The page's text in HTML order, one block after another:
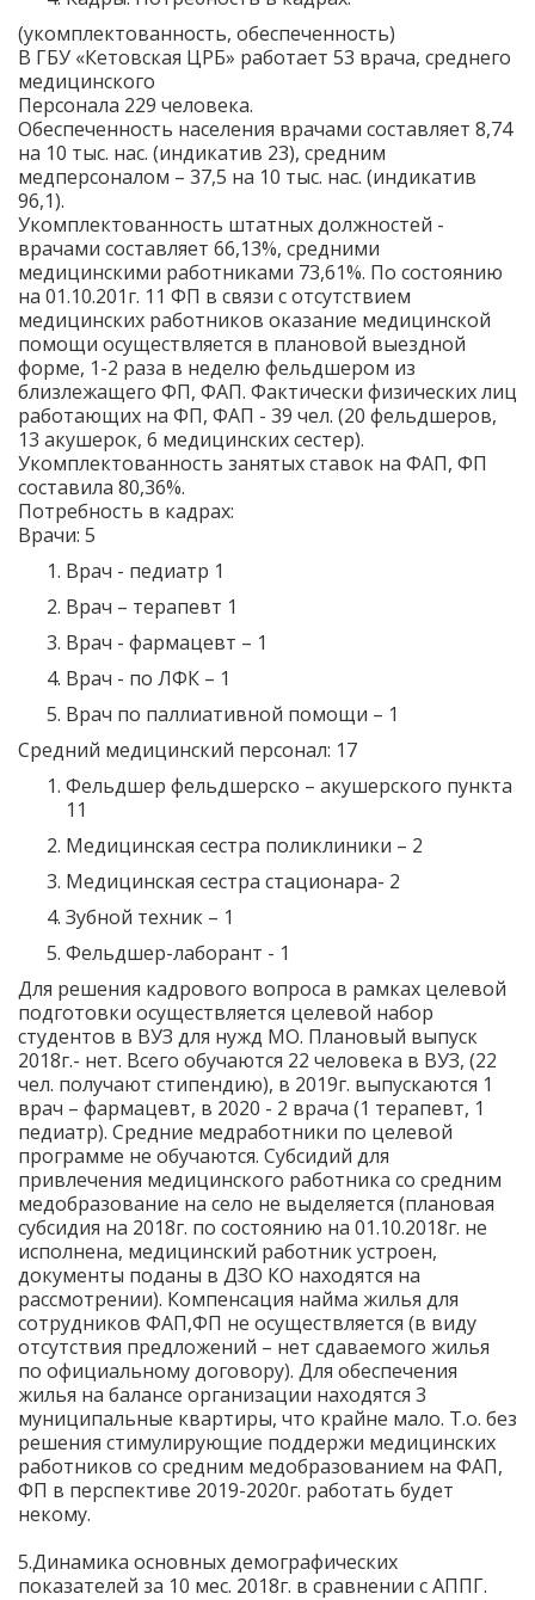
(укомплектованность, обеспеченность)
В ГБУ «Кетовская ЦРБ» работает 53 врача, среднего
медицинского
Персонала 229 человека.
Обеспеченность населения врачами составляет 8,74
на 10 тыс. нас. (индикатив 23), средним
медперсоналом – 37,5 на 10 тыс. нас. (индикатив
96,1).
Укомплектованность штатных должностей -
врачами составляет 66,13%, средними
медицинскими работниками 73,61%. По состоянию
на 01.10.201г. 11 ФП в связи с отсутствием
медицинских работников оказание медицинской
помощи осуществляется в плановой выездной
форме, 1-2 раза в неделю фельдшером из
близлежащего ФП, ФАП. Фактически физических лиц
работающих на ФП, ФАП - 39 чел. (20 фельдшеров,
13 акушерок, 6 медицинских сестер).
Укомплектованность занятых ставок на ФАП, ФП
составила 80,36%.
Потребность в кадрах:
Врачи: 5
Врач - педиатр 1
Врач – терапевт 1
Врач - фармацевт – 1
Врач - по ЛФК – 1
Врач по паллиативной помощи – 1
Средний медицинский персонал: 17
Фельдшер фельдшерско – акушерского пункта
11
Медицинская сестра поликлиники – 2
Медицинская сестра стационара- 2
Зубной техник – 1
Фельдшер-лаборант - 1
Для решения кадрового вопроса в рамках целевой
подготовки осуществляется целевой набор
студентов в ВУЗ для нужд МО. Плановый выпуск
2018г.- нет. Всего обучаются 22 человека в ВУЗ, (22
чел. получают стипендию), в 2019г. выпускаются 1
врач – фармацевт, в 2020 - 2 врача (1 терапевт, 1
педиатр). Средние медработники по целевой
программе не обучаются. Субсидий для
привлечения медицинского работника со средним
медобразование на село не выделяется (плановая
субсидия на 2018г. по состоянию на 01.10.2018г. не
исполнена, медицинский работник устроен,
документы поданы в ДЗО КО находятся на
рассмотрении). Компенсация найма жилья для
сотрудников ФАП,ФП не осуществляется (в виду
отсутствия предложений – нет сдаваемого жилья
по официальному договору). Для обеспечения
жилья на балансе организации находятся 3
муниципальные квартиры, что крайне мало. Т.о. без
решения стимулирующие поддержи медицинских
работников со средним медобразованием на ФАП,
ФП в перспективе 2019-2020г. работать будет
некому.
5.Динамика основных демографических
показателей за 10 мес. 2018г. в сравнении с АППГ.